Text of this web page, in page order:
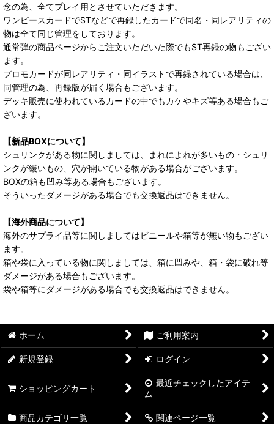
念の為、全てプレイ用とさせていただきます。
ワンピースカードでSTなどで再録したカードで同名・同レアリティの
物は全て同じ管理をしております。
通常弾の商品ページからご注文いただいた際でもST再録の物もござい
ます。
プロモカードが同レアリティ・同イラストで再録されている場合は、
同管理の為、再録版が届く場合もございます。
デッキ販売に使われているカードの中でもカケやキズ等ある場合もご
ざいます。
【新品BOXについて】
シュリンクがある物に関しましては、まれによれが多いもの・シュリ
ンクが緩いもの、穴が開いている物がある場合がございます。
BOXの箱も凹み等ある場合もございます。
そういったダメージがある場合でも交換返品はできません。
【海外商品について】
海外のサプライ品等に関しましてはビニールや箱等が無い物もござい
ます。
箱や袋に入っている物に関しましては、箱に凹みや、箱・袋に破れ等
ダメージがある場合もございます。
袋や箱等にダメージがある場合でも交換返品はできません。
ホーム ご利用案内
新規登録 ログイン
ショッピングカート
最近チェックしたアイテ
ム
商品カテゴリ一覧 関連ページ一覧